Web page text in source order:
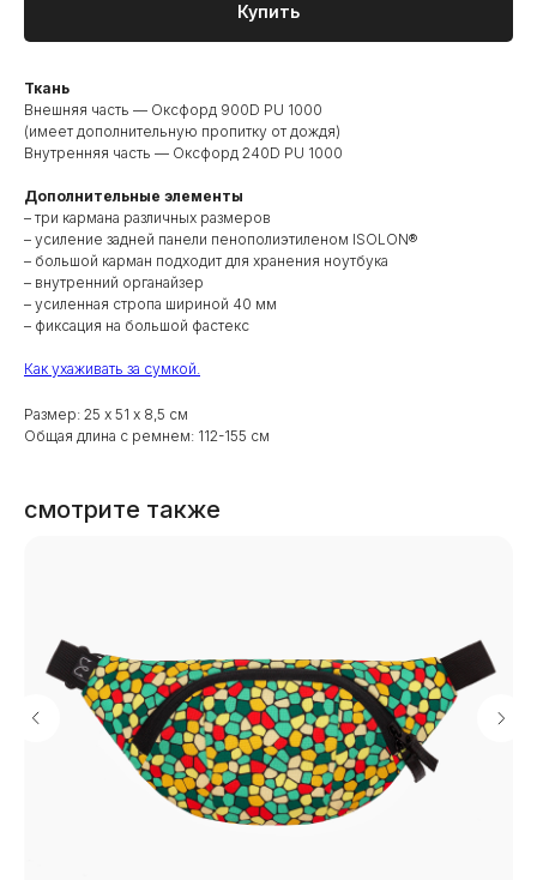
Купить
Ткань
Внешняя часть — Оксфорд 900D PU 1000
(имеет дополнительную пропитку от дождя)
Внутренняя часть — Оксфорд 240D PU 1000
Дополнительные элементы
– три кармана различных размеров
– усиление задней панели пенополиэтиленом ISOLON®
– большой карман подходит для хранения ноутбука
– внутренний органайзер
– усиленная стропа шириной 40 мм
– фиксация на большой фастекс
Как ухаживать за сумкой.
Размер: 25 х 51 х 8,5 см
Общая длина с ремнем: 112-155 см
смотрите также